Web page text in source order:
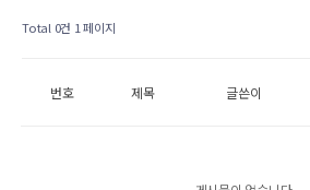
Total 0건 1 페이지
번호 제목 글쓴이